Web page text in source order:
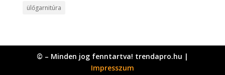
ülőgarnitúra
© – Minden jog fenntartva! trendapro.hu |
Impresszum